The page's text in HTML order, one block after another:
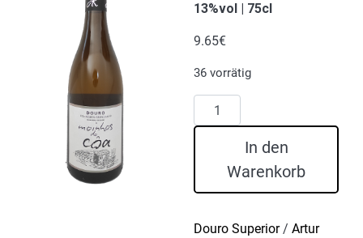
13%vol | 75cl
9.65€
36 vorrätig
Moinhos
do
Reserva
Menge
In den
Warenkorb
Douro Superior/ Artur